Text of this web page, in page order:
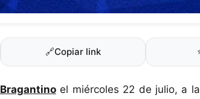
🔗Copiar link
Bragantinoel miércoles 22 de julio, a